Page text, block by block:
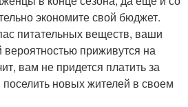
экономите свой бюджет.
питательных веществ, ваши
приживутся на
вам не придется платить за
новых жителей в своем